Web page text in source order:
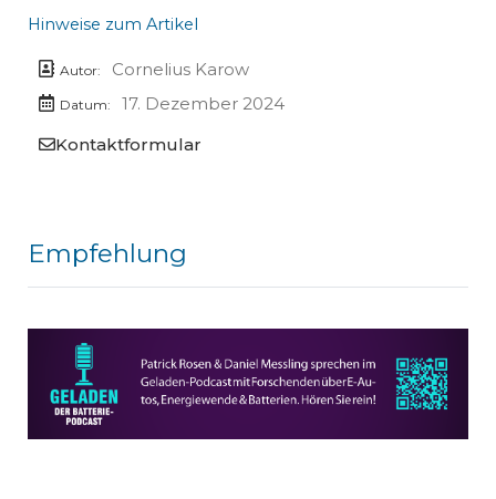
Hinweise zum Artikel
Autor: Cornelius Karow
Datum:
17. Dezember 2024
Kontaktformular
Empfehlung